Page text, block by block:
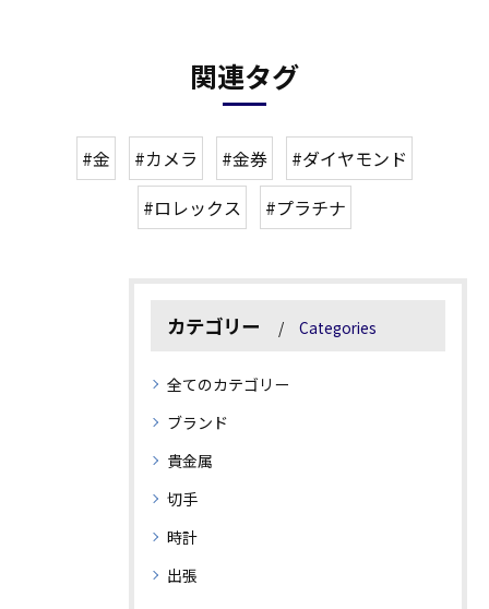
関連タグ
#金 #カメラ #金券
#ダイヤモンド
#ロレックス
#プラチナ
カテゴリー Categories
全てのカテゴリー
ブランド
貴金属
切手
時計
出張